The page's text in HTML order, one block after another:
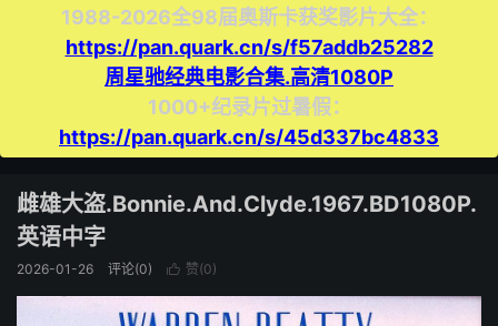
1988-2026全98届奥斯卡获奖影片大全：
https://pan.quark.cn/s/f57addb25282
周星驰经典电影合集.高清1080P
1000+纪录片过暑假：
https://pan.quark.cn/s/45d337bc4833
雌雄大盗.Bonnie.And.Clyde.1967.BD1080P.
英语中字
2026-01-26 评论(0)  赞(0)